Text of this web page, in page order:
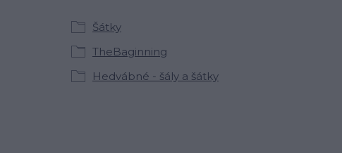
Šátky
TheBaginning
Hedvábné - šály a šátky